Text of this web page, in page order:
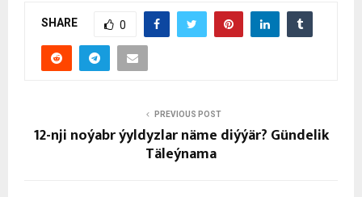
SHARE 0
PREVIOUS POST
12-nji noýabr ýyldyzlar näme diýýär? Gündelik
Täleýnama